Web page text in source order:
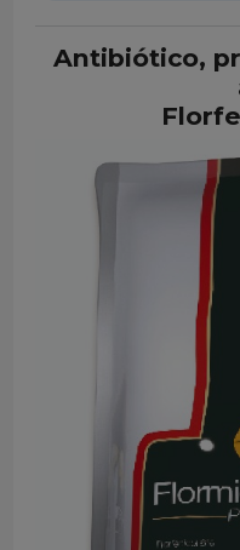
Antibiótico,